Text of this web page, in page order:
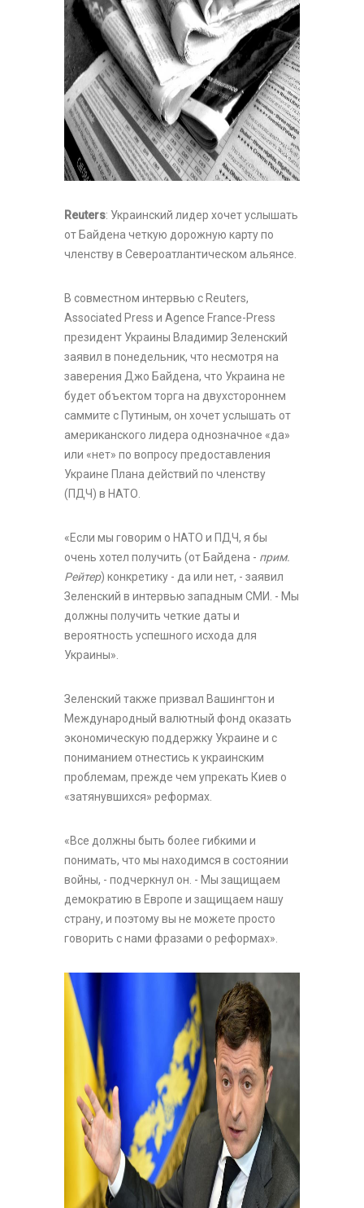
Reuters: Украинский лидер хочет услышать
от Байдена четкую дорожную карту по
членству в Североатлантическом альянсе.
В совместном интервью с Reuters,
Associated Press и Agence France-Press
президент Украины Владимир Зеленский
заявил в понедельник, что несмотря на
заверения Джо Байдена, что Украина не
будет объектом торга на двухстороннем
саммите с Путиным, он хочет услышать от
американского лидера однозначное «да»
или «нет» по вопросу предоставления
Украине Плана действий по членству
(ПДЧ) в НАТО.
«Если мы говорим о НАТО и ПДЧ, я бы
очень хотел получить (от Байдена - прим.
Рейтер) конкретику - да или нет, - заявил
Зеленский в интервью западным СМИ. - Мы
должны получить четкие даты и
вероятность успешного исхода для
Украины».
Зеленский также призвал Вашингтон и
Международный валютный фонд оказать
экономическую поддержку Украине и с
пониманием отнестись к украинским
проблемам, прежде чем упрекать Киев о
«затянувшихся» реформах.
«Все должны быть более гибкими и
понимать, что мы находимся в состоянии
войны, - подчеркнул он. - Мы защищаем
демократию в Европе и защищаем нашу
страну, и поэтому вы не можете просто
говорить с нами фразами о реформах».